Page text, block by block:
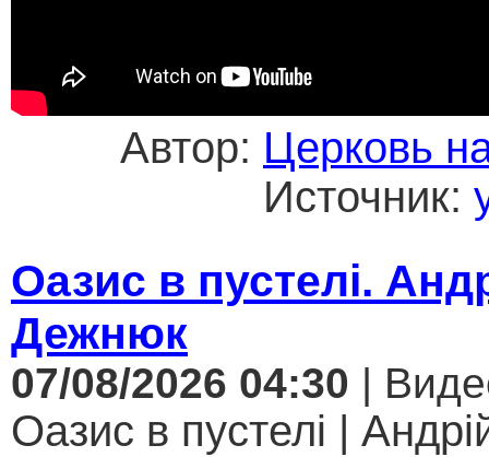
Автор: Церковь
Источник:
Оазис в пустелі.
Дежнюк
07/08/2026 04:30 |
Оазис в пустелі |